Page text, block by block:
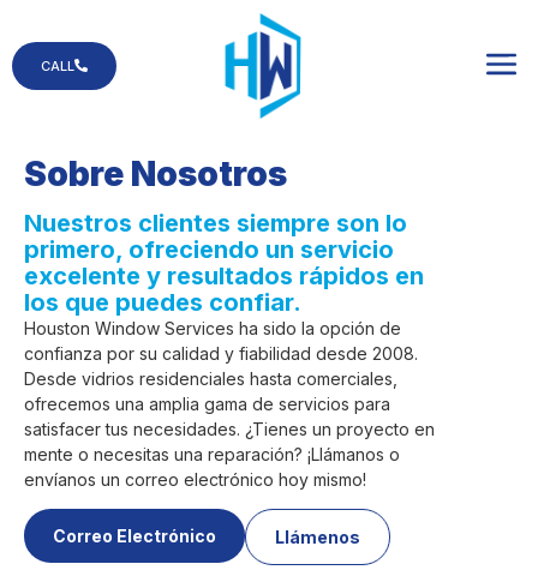
CALL
Sobre Nosotros
Nuestros clientes siempre son lo
primero, ofreciendo un servicio
excelente y resultados rápidos en
los que puedes confiar.
Houston Window Services ha sido la opción de
confianza por su calidad y fiabilidad desde 2008.
Desde vidrios residenciales hasta comerciales,
ofrecemos una amplia gama de servicios para
satisfacer tus necesidades. ¿Tienes un proyecto en
mente o necesitas una reparación? ¡Llámanos o
envíanos un correo electrónico hoy mismo!
Correo Electrónico Llámenos